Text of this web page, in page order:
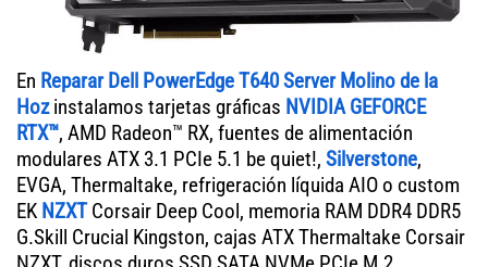
En Reparar Dell PowerEdge T640 Server Molino de la
Hozinstalamos tarjetas gráficas NVIDIA GEFORCE
RTX™, AMD Radeon™ RX, fuentes de alimentación
modulares ATX 3.1 PCIe 5.1 be quiet!, Silverstone,
EVGA, Thermaltake, refrigeración líquida AIO o custom
EK NZXTCorsair Deep Cool, memoria RAM DDR4 DDR5
G.Skill Crucial Kingston, cajas ATX Thermaltake Corsair